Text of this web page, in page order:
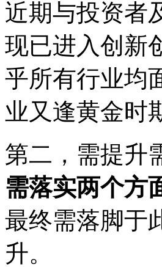
近期与投资者
现已进入创新
乎所有行业均
业又逢黄金时
第二，需提升
需落实两个方
最终需落脚于
升。